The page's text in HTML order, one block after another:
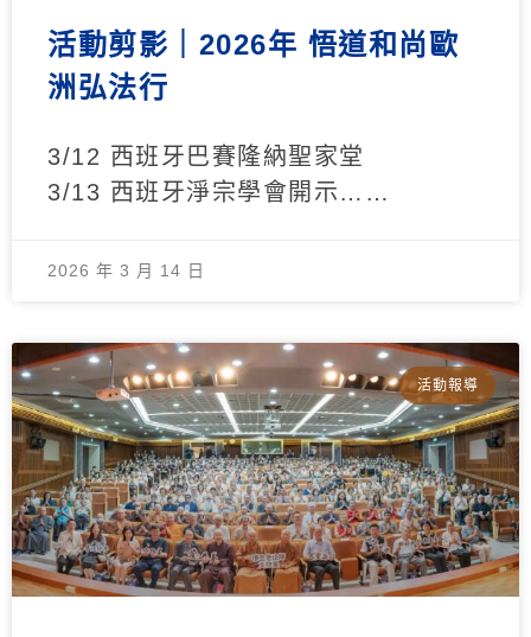
活動剪影｜2026年 悟道和尚歐
洲弘法行
3/12 西班牙巴賽隆納聖家堂
3/13 西班牙淨宗學會開示……
2026 年 3 月 14 日
活動報導